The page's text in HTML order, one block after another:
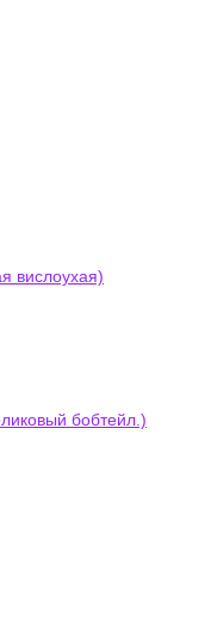
вислоухая)
бобтейл.)